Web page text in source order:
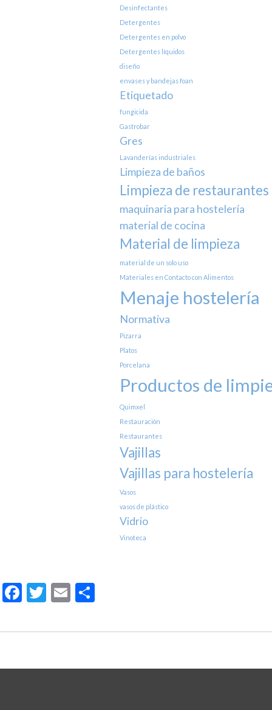
Desinfectantes
Detergentes
Detergentes en polvo
Detergentes líquidos
diseño
envases y bandejas foan
Etiquetado
fungicida
Gastrobar
Gres
Lavanderías industriales
Limpieza de baños
Limpieza de restaurantes
maquinaria para hostelería
material de cocina
Material de limpieza
material de un solo uso
Materiales en Contacto con Alimentos
Menaje hostelería
Normativa
Pizarra
Platos
Porcelana
Productos de
Quimxel
Restauración
Restaurantes
Vajillas
Vajillas para hostelería
Vasos
vasos de plástico
Vidrio
Vinoteca
Facebook
Twitter
Email